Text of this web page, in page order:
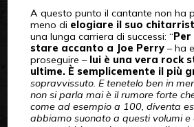
A questo punto il cantante non ha
meno di elogiare il suo
una lunga carriera di successi: “
stare accanto a Joe Perry– ha
proseguire – lui è una vera rock
ultime. È semplicemente il più
sopravvissuto. E tenetelo ben in
non si parla mai è il rumore forte
come ad esempio a 100, diventa
abbiamo suonato a questi volumi e